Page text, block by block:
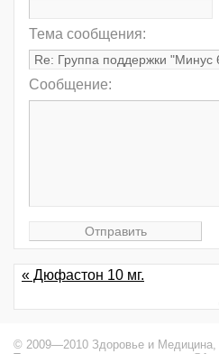
Тема сообщения:
Сообщение:
« Дюфастон 10 мг.
© 2009—2010 Здоровье и Медицина,